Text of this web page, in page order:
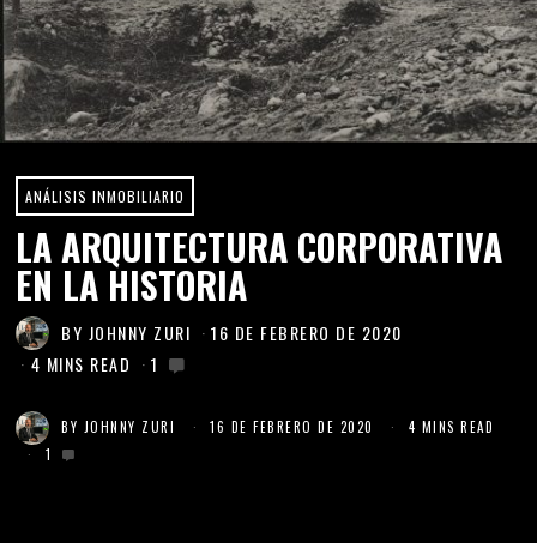
ANÁLISIS INMOBILIARIO
LA ARQUITECTURA CORPORATIVA
EN LA HISTORIA
BY JOHNNY ZURI
16 DE FEBRERO DE 2020
4 MINS READ
1
BY JOHNNY ZURI 16 DE FEBRERO DE 2020
4 MINS READ
1